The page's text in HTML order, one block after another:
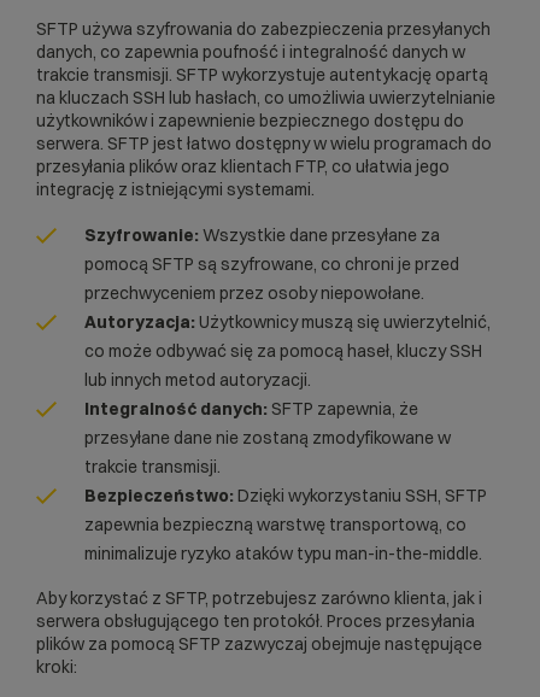
SFTP używa szyfrowania do zabezpieczenia przesyłanych
danych, co zapewnia poufność i integralność danych w
trakcie transmisji. SFTP wykorzystuje autentykację opartą
na kluczach SSH lub hasłach, co umożliwia uwierzytelnianie
użytkowników i zapewnienie bezpiecznego dostępu do
serwera. SFTP jest łatwo dostępny w wielu programach do
przesyłania plików oraz klientach FTP, co ułatwia jego
integrację z istniejącymi systemami.
Szyfrowanie: Wszystkie dane przesyłane za
pomocą SFTP są szyfrowane, co chroni je przed
przechwyceniem przez osoby niepowołane.
Autoryzacja: Użytkownicy muszą się uwierzytelnić,
co może odbywać się za pomocą haseł, kluczy SSH
lub innych metod autoryzacji.
Integralność danych: SFTP zapewnia, że
przesyłane dane nie zostaną zmodyfikowane w
trakcie transmisji.
Bezpieczeństwo: Dzięki wykorzystaniu SSH, SFTP
zapewnia bezpieczną warstwę transportową, co
minimalizuje ryzyko ataków typu man-in-the-middle.
Aby korzystać z SFTP, potrzebujesz zarówno klienta, jak i
serwera obsługującego ten protokół. Proces przesyłania
plików za pomocą SFTP zazwyczaj obejmuje następujące
kroki: